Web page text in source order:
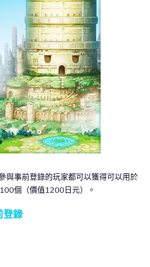
與事前登錄的玩家都可以獲得可以用於
個（價值1200日元）。
登錄